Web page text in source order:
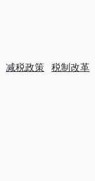
减税政策 税制改革